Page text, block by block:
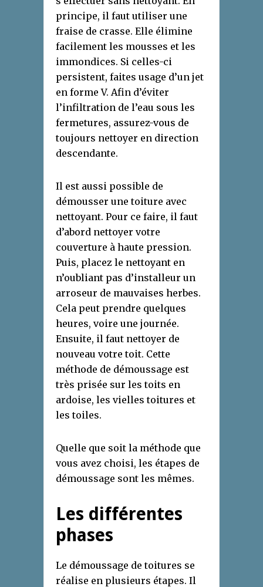
principe, il faut utiliser une
fraise de crasse. Elle élimine
facilement les mousses et les
immondices. Si celles-ci
persistent, faites usage d’un jet
en forme V. Afin d’éviter
l’infiltration de l’eau sous les
fermetures, assurez-vous de
toujours nettoyer en direction
descendante.
Il est aussi possible de
démousser une toiture avec
nettoyant. Pour ce faire, il faut
d’abord nettoyer votre
couverture à haute pression.
Puis, placez le nettoyant en
n’oubliant pas d’installeur un
arroseur de mauvaises herbes.
Cela peut prendre quelques
heures, voire une journée.
Ensuite, il faut nettoyer de
nouveau votre toit. Cette
méthode de démoussage est
très prisée sur les toits en
ardoise, les vielles toitures et
les toiles.
Quelle que soit la méthode que
vous avez choisi, les étapes de
démoussage sont les mêmes.
Les différentes
phases
Le démoussage de toitures se
réalise en plusieurs étapes. Il